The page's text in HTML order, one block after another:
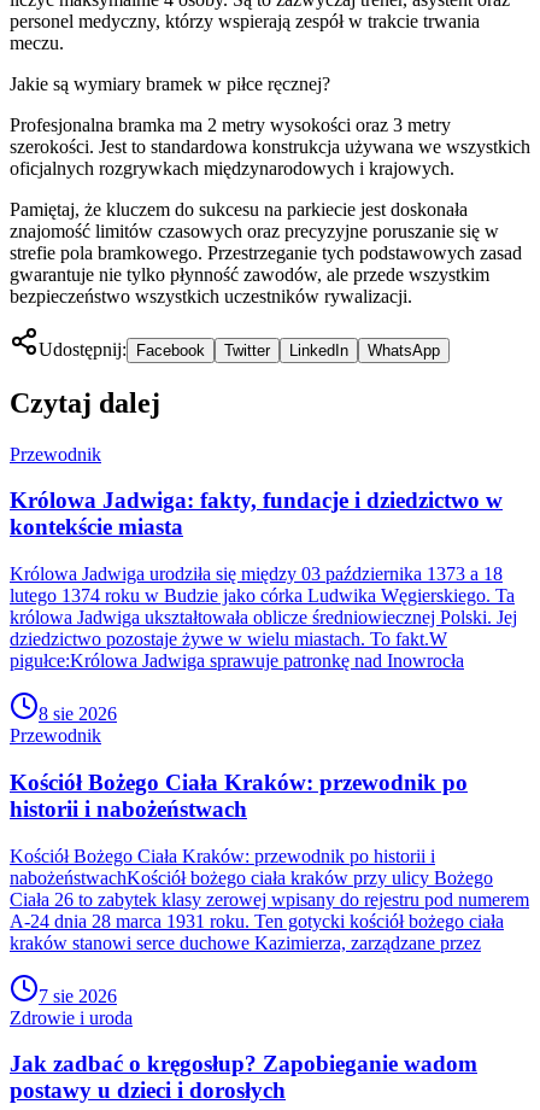
personel medyczny, którzy wspierają zespół w trakcie trwania
meczu.
Jakie są wymiary bramek w piłce ręcznej?
Profesjonalna bramka ma 2 metry wysokości oraz 3 metry
szerokości. Jest to standardowa konstrukcja używana we wszystkich
oficjalnych rozgrywkach międzynarodowych i krajowych.
Pamiętaj, że kluczem do sukcesu na parkiecie jest doskonała
znajomość limitów czasowych oraz precyzyjne poruszanie się w
strefie pola bramkowego. Przestrzeganie tych podstawowych zasad
gwarantuje nie tylko płynność zawodów, ale przede wszystkim
bezpieczeństwo wszystkich uczestników rywalizacji.
Udostępnij: Facebook Twitter LinkedIn WhatsApp
Czytaj dalej
Przewodnik
Królowa Jadwiga: fakty, fundacje i dziedzictwo w
kontekście miasta
Królowa Jadwiga urodziła się między 03 października 1373 a 18
lutego 1374 roku w Budzie jako córka Ludwika Węgierskiego. Ta
królowa Jadwiga ukształtowała oblicze średniowiecznej Polski. Jej
dziedzictwo pozostaje żywe w wielu miastach. To fakt.W
pigułce:Królowa Jadwiga sprawuje patronkę nad Inowrocła
8 sie 2026
Przewodnik
Kościół Bożego Ciała Kraków: przewodnik po
historii i nabożeństwach
Kościół Bożego Ciała Kraków: przewodnik po historii i
nabożeństwachKościół bożego ciała kraków przy ulicy Bożego
Ciała 26 to zabytek klasy zerowej wpisany do rejestru pod numerem
A-24 dnia 28 marca 1931 roku. Ten gotycki kościół bożego ciała
kraków stanowi serce duchowe Kazimierza, zarządzane przez
7 sie 2026
Zdrowie i uroda
Jak zadbać o kręgosłup? Zapobieganie wadom
postawy u dzieci i dorosłych